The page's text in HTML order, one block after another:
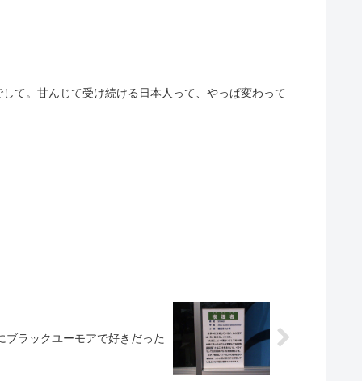
て。甘んじて受け続ける日本人って、やっぱ変わって
ラックユーモアで好きだった